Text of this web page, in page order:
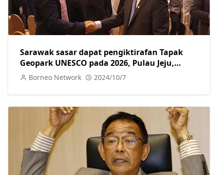
Sarawak sasar dapat pengiktirafan Tapak
Geopark UNESCO pada 2026, Pulau Jeju,
Korea jadi tanda aras
Borneo Network 2024/10/7